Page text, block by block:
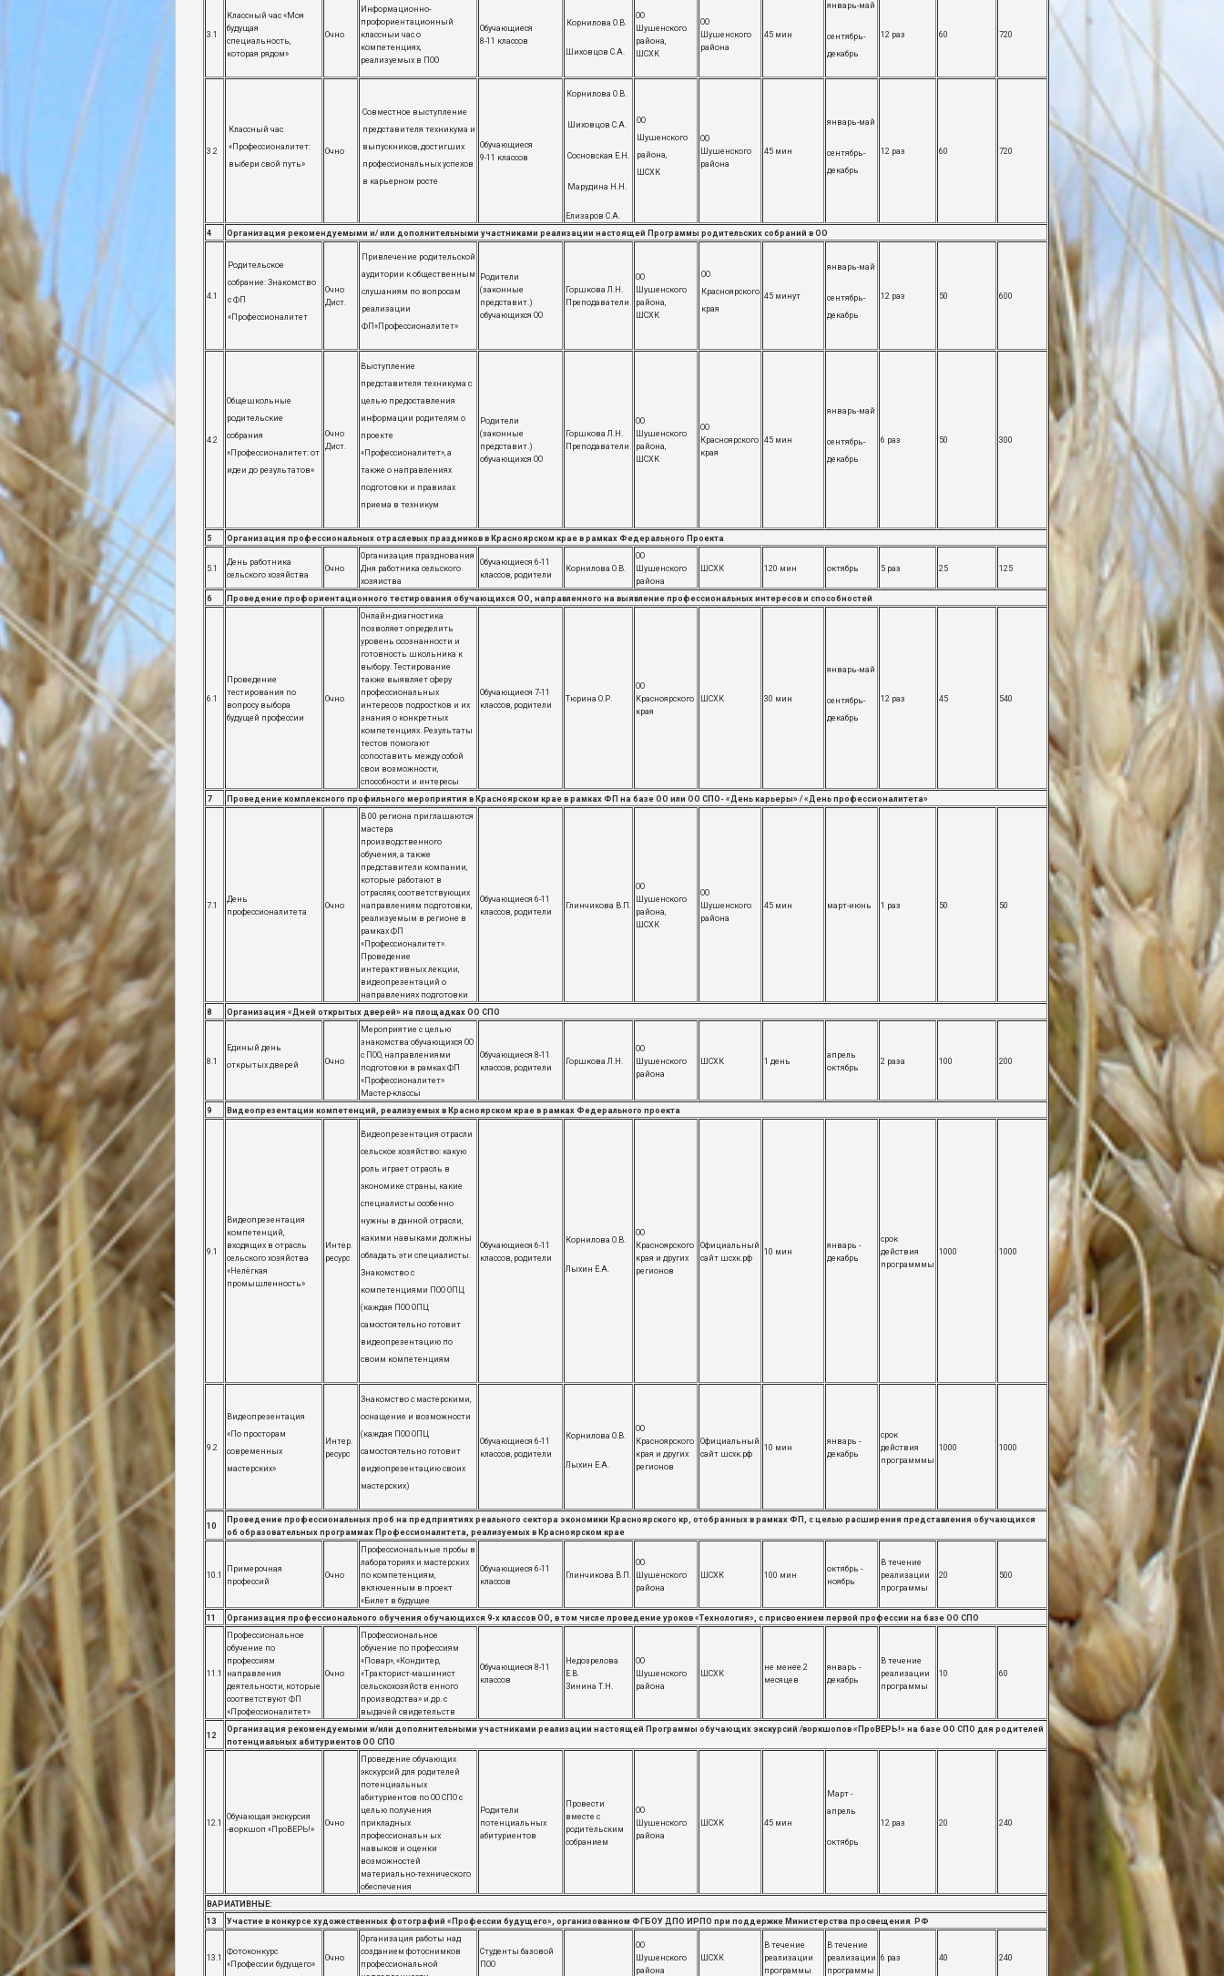
3.1
Классный час «Моя
будущая
специальность,
которая рядом»
Очно
Информационно-
профориентационный
классныи час о
компетенциях,
реализуемых в ПОО
Обучающиеся
8-11 классов
Корнилова О.В.
Шиховцов С.А.
ОО
Шушенского
района,
​ШСХК
ОО
Шушенского
района
45 мин
январь-май
сентябрь-
декабрь
12 раз 60 720
3.2
Классный час
«Профессионалитет:
выбери свой путь»
Очно
Совместное выступление
представителя техникума и
выпускников, достигших
профессиональных успехов
в карьерном росте
Обучающиеся
9-11 классов
Корнилова О.В.
Шиховцов С.А.
Сосновская Е.Н.
Марудина Н.Н.
Елизаров С.А.
ОО
Шушенского
района,
​ШСХК
ОО
Шушенского
района
45 мин
январь-май
сентябрь-
декабрь
12 раз 60 720
4 Организация рекомендуемыми и/ или дополнительными участниками реализации настоящей Программы родительских собраний в ОО
4.1
Родительское
собрание: Знакомство
с ФП
«Профессионалитет
Очно
Дист.
Привлечение родительской
аудитории к общественным
слушаниям по вопросам
реализации
ФП«Профессионалитет»
Родители
(законные
представит.)
обучающихся ОО
Горшкова Л.Н.
Преподаватели
ОО
Шушенского
района,
​ШСХК
ОО
Красноярского
края
45 минут
январь-май
сентябрь-
декабрь
12 раз 50 600
4.2
Общешкольные
родительские
собрания
«Профессионалитет: от
идеи до результатов»
Очно
Дист.
Выступление
представителя техникума с
целью предоставления
информации родителям о
проекте
«Профессионалитет», а
также о направлениях
подготовки и правилах
приема в техникум
Родители
(законные
представит.)
обучающихся ОО
Горшкова Л.Н.
Преподаватели
ОО
Шушенского
района,
​ШСХК
ОО
Красноярского
края
45 мин
январь-май
сентябрь-
декабрь
6 раз 50 300
5 Организация профессиональных отраслевых праздников в Красноярском крае в рамках Федерального Проекта
5.1
День работника
сельского хозяйства
Очно
Организация празднования
Дня работника сельского
хозяиства
Обучающиеся 6-11
классов, родители
Корнилова О.В.
ОО
Шушенского
района
ШСХК 120 мин октябрь 5 раз 25 125
6 Проведение профориентационного тестирования обучающихся ОО, направленного на выявление профессиональных интересов и способностей
6.1
Проведение
тестирования по
вопросу выбора
будущей профессии
Очно
Онлайн-диагностика
позволяет определить
уровень осознанности и
готовность школьника к
выбору. Тестирование
также выявляет сферу
профессиональных
интересов подростков и их
знания о конкретных
компетенциях. Результаты
тестов помогают
сопоставить между собой
свои возможности,
способности и интересы
Обучающиеся 7-11
классов, родители
Тюрина О.Р.
ОО
Красноярского
края
ШСХК 30 мин
январь-май
сентябрь-
декабрь
12 раз 45 540
7 Проведение комплексного профильного мероприятия в Красноярском крае в рамках ФП на базе ОО или ОО СПО- «День карьеры» / «День профессионалитета»
7.1
День
профессионалитета
Очно
В 00 региона приглашаются
мастера
производственного
обучения, а также
представители компании,
которые работают в
отраслях, соответствующих
направлениям подготовки,
реализуемым в регионе в
рамках ФП
«Профессионалитет».
Проведение
интерактивных лекции,
видеопрезентаций о
направлениях подготовки
Обучающиеся 6-11
классов, родители
Глинчикова В.П.
ОО
Шушенского
района,
​ШСХК
ОО
Шушенского
района
45 мин март-июнь 1 раз 50 50
8 Организация «Дней открытых дверей» на площадках ОО СПО
8.1
Единый день
открытых дверей
Очно
Мероприятие с целью
знакомства обучающихся ОО
с ПОО, направлениями
подготовки в рамках ФП
«Профессионалитет»
Мастер-классы
Обучающиеся 8-11
классов, родители
Горшкова Л.Н.
ОО
Шушенского
района
ШСХК 1 день
апрель
октябрь
2 раза 100 200
9 Видеопрезентации компетенций, реализуемых в Красноярском крае в рамках Федерального проекта
9.1
Видеопрезентация
компетенций,
входящих в отрасль
сельского хозяйства
«Нелёгкая
промышленность»
Интер.
ресурс
Видеопрезентация отрасли
сельское хозяйство: какую
роль играет отрасль в
экономике страны, какие
специалисты особенно
нужны в данной отрасли,
какими навыками должны
обладать эти специалисты.
Знакомство с
компетенциями ПОО ОПЦ
(каждая ПОО ОПЦ
самостоятельно готовит
видеопрезентацию по
своим компетенциям
Обучающиеся 6-11
классов, родители
Корнилова О.В.
Лыхин Е.А.
ОО
Красноярского
края и других
регионов
Официальный
сайт шсхк.рф
10 мин
январь -
декабрь
срок
действия
программмы
1000 1000
9.2
Видеопрезентация
«По просторам
современных
мастерских»
Интер.
ресурс
Знакомство с мастерскими,
оснащение и возможности
(каждая ПОО ОПЦ
самостоятельно готовит
видеопрезентацию своих
мастерских)
Обучающиеся 6-11
классов, родители
Корнилова О.В.
Лыхин Е.А.
ОО
Красноярского
края и других
регионов
Официальный
сайт шсхк.рф
10 мин
январь -
декабрь
срок
действия
программмы
1000 1000
10
Проведение профессиональных проб на предприятиях реального сектора экономики Красноярского кр, отобранных в рамках ФП, с целью расширения представления обучающихся
об образовательных программах Профессионалитета, реализуемых в Красноярском крае
10.1
Примерочная
профессий
Очно
Профессиональные пробы в
лабораториях и мастерских
по компетенциям,
включенным в проект
«Билет в будущее
Обучающиеся 6-11
классов
Глинчикова В.П.
ОО
Шушенского
района
ШСХК 100 мин
октябрь -
ноябрь
В течение
реализации
программы
20 500
11 Организация профессионального обучения обучающихся 9-х классов ОО, в том числе проведение уроков «Технология», с присвоением первой профессии на базе ОО СПО
11.1
Профессиональное
обучение по
профессиям
направления
деятельности, которые
соответствуют ФП
«Профессионалитет»
Очно
Профессиональное
обучение по профессиям
«Повар», «Кондитер,
«Тракторист-машинист
сельскохозяйств енного
производства» и др. с
выдачей свидетельств
Обучающиеся 8-11
классов
Недозрелова
Е.В.
Зинина Т.Н.
ОО
Шушенского
района
ШСХК
не менее 2
месяцев
январь -
декабрь
В течение
реализации
программы
10 60
12
Организация рекомендуемыми и/или дополнительными участниками реализации настоящей Программы обучающих экскурсий /воркшопов «ПроВЕРЬ!» на базе ОО СПО для родителей
потенциальных абитуриентов ОО СПО
12.1
Обучающая экскурсия
-воркшоп «ПроВЕРЬ!»
Очно
Проведение обучающих
экскурсий для родителей
потенциальных
абитуриентов по ОО СПО с
целью получения
прикладных
профессиональн ых
навыков и оценки
возможностей
материально-технического
обеспечения
Родители
потенциальных
абитуриентов
Провести
вместе с
родительским
собранием
ОО
Шушенского
района
ШСХК 45 мин
Март -
апрель
октябрь
12 раз 20 240
ВАРИАТИВНЫЕ:
13
Участие в конкурсе художественных фотографий «Профессии будущего», организованном ФГБОУ ДПО ИРПО при поддержке Министерства просвещения РФ
13.1
Фотоконкурс
«Профессии будущего»
Очно
Организация работы над
созданием фотоснимков
профессиональной
Студенты базовой
ПОО
ОО
Шушенского
района
ШСХК
В течение
реализации
программы
В течение
реализации
программы
6 раз 40 240